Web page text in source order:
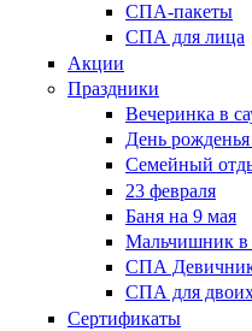
СПА-пакеты
СПА для лица
Акции
Праздники
Вечеринка в
День рожденья
Семейный
23 февраля
Баня на 9 мая
Мальчишник в
СПА
СПА для
Сертификаты